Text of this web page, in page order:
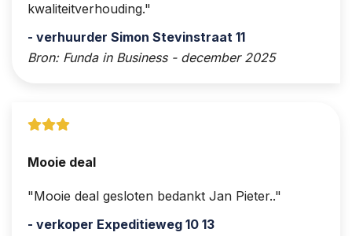
kwaliteitverhouding.
- verhuurder Simon Stevinstraat 11
Bron: Funda in Business - december 2025
Mooie deal
Mooie deal gesloten bedankt Jan Pieter..
- verkoper Expeditieweg 10 13